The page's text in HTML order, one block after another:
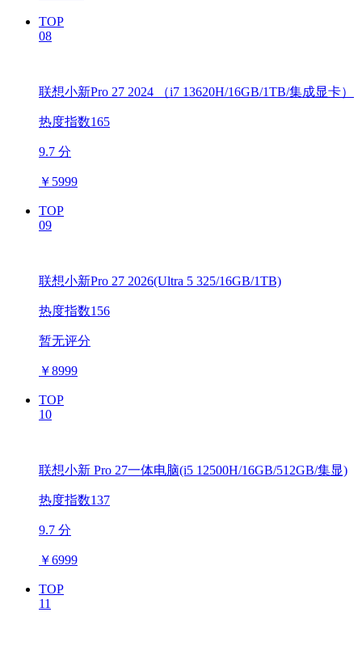
TOP
08
联想小新Pro 27 2024 （i7 13620H/16GB/1TB/集成显卡）
热度指数165
9.7 分
￥ 5999
TOP
09
联想小新Pro 27 2026(Ultra 5 325/16GB/1TB)
热度指数156
暂无评分
￥8999
TOP
10
联想小新 Pro 27一体电脑(i5 12500H/16GB/512GB/集显)
热度指数137
9.7 分
￥6999
TOP
11